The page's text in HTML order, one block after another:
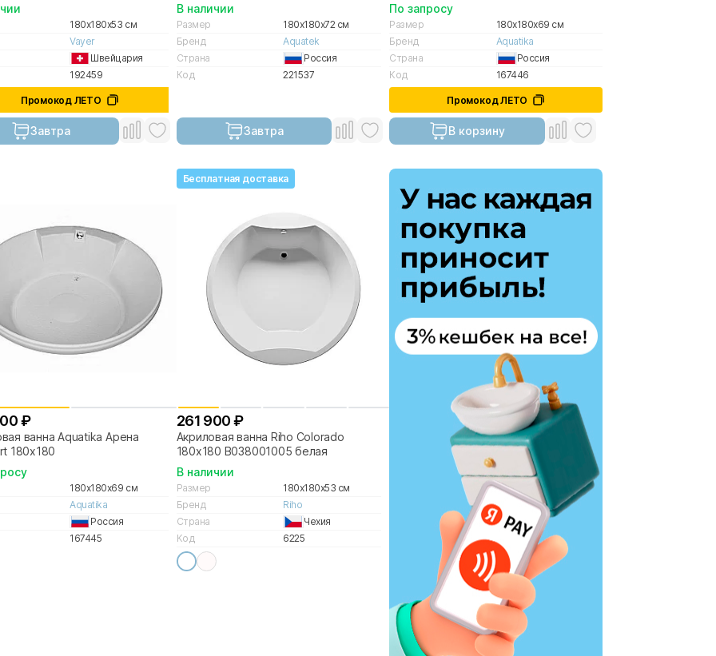
180x180x53 см
Vayer
Швейцария
192459
Промокод ЛЕТО
Завтра
В наличии
Размер
180x180x72 см
Бренд
Aquatek
Страна
Россия
Код
221537
Завтра
По запросу
Размер
180x180x69 см
Бренд
Aquatika
Страна
Россия
Код
167446
Промокод ЛЕТО
В корзину
₽
ванна Aquatika Арена
180х180
180x180x69 см
Aquatika
Россия
167445
Бесплатная доставка
261 900 ₽
Акриловая ванна Riho Colorado
180x180 B038001005 белая
В наличии
Размер
180x180x53 см
Бренд
Riho
Страна
Чехия
Код
6225